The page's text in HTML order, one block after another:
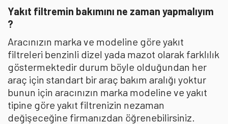
Yakıt filtremin bakımını ne zaman yapmalıyım
?
Aracınızın marka ve modeline göre yakıt
filtreleri benzinli dizel yada mazot olarak farklılık
göstermektedir durum böyle olduğundan her
araç için standart bir araç bakım aralığı yoktur
bunun için aracınızın marka modeline ve yakıt
tipine göre yakıt filtrenizin nezaman
değişeceğine firmanızdan öğrenebilirsiniz.